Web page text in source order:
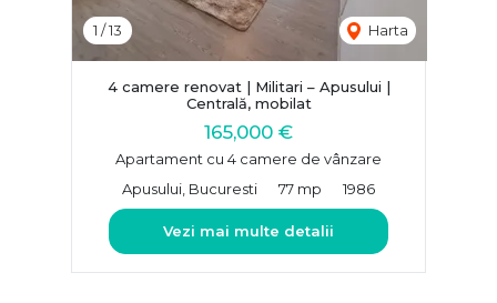
1 /13 Harta
4 camere renovat | Militari – Apusului |
Centrală, mobilat
165,000 €
Apartament cu 4 camere de vânzare
Apusului, Bucuresti
77 mp 1986
Vezi mai multe detalii